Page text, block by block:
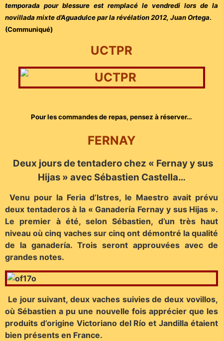
temporada pour blessure est remplacé le vendredi lors de la
novillada mixte d’Aguadulce par la révélation 2012, Juan Ortega.
(Communiqué)
UCTPR
Pour les commandes de repas, pensez à réserver…
FERNAY
Deux jours de tentadero chez « Fernay y sus
Hijas » avec Sébastien Castella…
Venu pour la Feria d’Istres, le Maestro avait prévu
deux tentaderos à la « Ganadería Fernay y sus Hijas ».
Le premier à été, selon Sébastien, d’un très haut
niveau où cinq vaches sur cinq ont démontré la qualité
de la ganadería. Trois seront approuvées avec de
grandes notes.
Le jour suivant, deux vaches suivies de deux vovillos,
où Sébastien a pu une nouvelle fois apprécier que les
produits d’origine Victoriano del Río et Jandilla étaient
bien présents en France.